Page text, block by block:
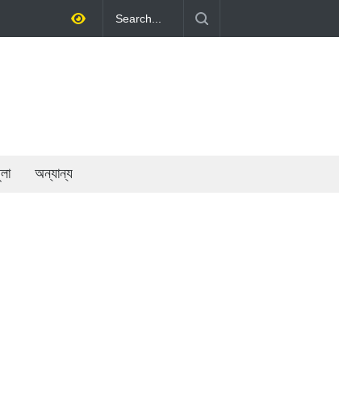
খাতের গতিশীলতায় অর্থনীতি গড়ে তোলাই সরকারের মূল লক্ষ্য: প্রধানমন্ত্রী
অন্যান্য